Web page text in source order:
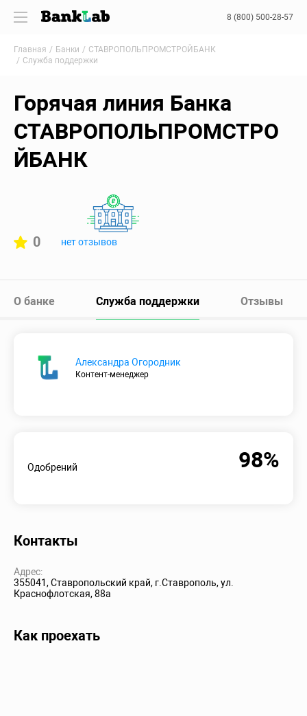
8 (800) 500-28-57
Главная Банки
СТАВРОПОЛЬПРОМСТРОЙБАНК
Служба поддержки
Горячая линия Банка
СТАВРОПОЛЬПРОМСТРО
ЙБАНК
0 нет отзывов
О банке Служба поддержки Отзывы
Александра Огородник
Контент-менеджер
Одобрений 98%
Контакты
Адрес:
355041, Ставропольский край, г.Ставрополь, ул.
Краснофлотская, 88а
Как проехать